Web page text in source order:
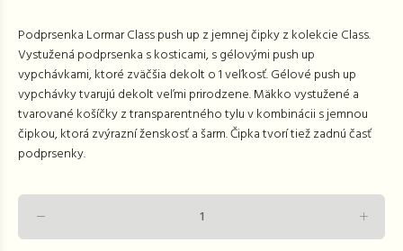
Podprsenka Lormar Class push up z jemnej čipky z kolekcie Class.
Vystužená podprsenka s kosticami, s gélovými push up
vypchávkami, ktoré zväčšia dekolt o 1 veľkosť. Gélové push up
vypchávky tvarujú dekolt veľmi prirodzene. Mäkko vystužené a
tvarované košíčky z transparentného tylu v kombinácii s jemnou
čipkou, ktorá zvýrazní ženskosť a šarm. Čipka tvorí tiež zadnú časť
podprsenky.